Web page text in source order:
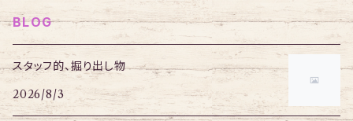
BLOG
スタッフ的、掘り出し物
2026/8/3